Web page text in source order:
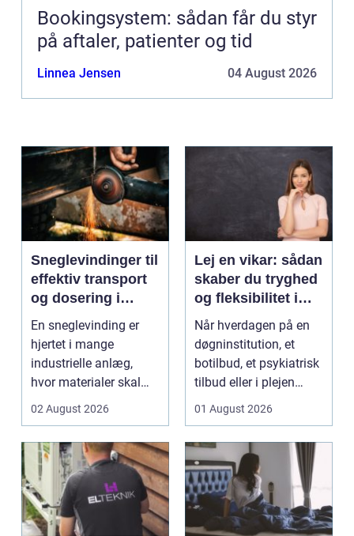
Bookingsystem: sådan får du styr
på aftaler, patienter og tid
Linnea Jensen 04 August 2026
Sneglevindinger til
effektiv transport
og dosering i
industrien
En sneglevinding er
hjertet i mange
industrielle anlæg,
hvor materialer skal
flyttes, doseres eller ...
02 August 2026
Lej en vikar: sådan
skaber du tryghed
og fleksibilitet i
hverdagen
Når hverdagen på en
døgninstitution, et
botilbud, et psykiatrisk
tilbud eller i plejen
pludselig ænd...
01 August 2026